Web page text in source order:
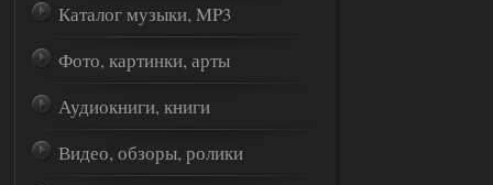
Каталог музыки, MP3
Фото, картинки, арты
Аудиокниги, книги
Видео, обзоры, ролики